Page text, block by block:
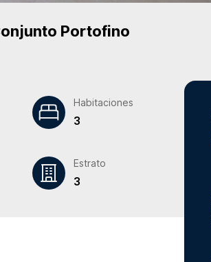
Portofino
Habitaciones
3
Estrato
3